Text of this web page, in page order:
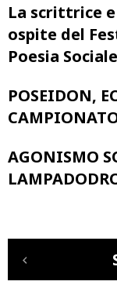
La scrittrice
ospite del
Poesia Sociale
POSEIDON,
AGONISMO